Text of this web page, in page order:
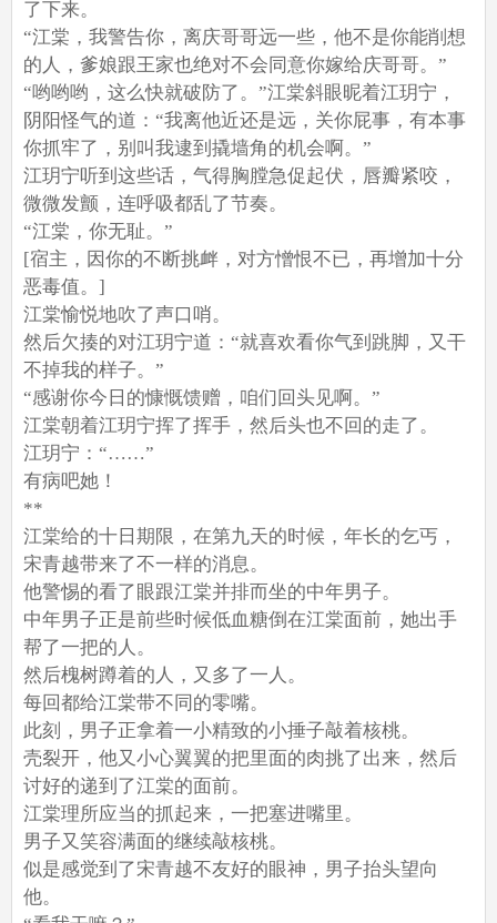
了下来。
“江棠，我警告你，离庆哥哥远一些，他不是你能削想
的人，爹娘跟王家也绝对不会同意你嫁给庆哥哥。”
“哟哟哟，这么快就破防了。”江棠斜眼昵着江玥宁，
阴阳怪气的道：“我离他近还是远，关你屁事，有本事
你抓牢了，别叫我逮到撬墙角的机会啊。”
江玥宁听到这些话，气得胸膛急促起伏，唇瓣紧咬，
微微发颤，连呼吸都乱了节奏。
“江棠，你无耻。”
[宿主，因你的不断挑衅，对方憎恨不已，再增加十分
恶毒值。]
江棠愉悦地吹了声口哨。
然后欠揍的对江玥宁道：“就喜欢看你气到跳脚，又干
不掉我的样子。”
“感谢你今日的慷慨馈赠，咱们回头见啊。”
江棠朝着江玥宁挥了挥手，然后头也不回的走了。
江玥宁：“……”
有病吧她！
**
江棠给的十日期限，在第九天的时候，年长的乞丐，
宋青越带来了不一样的消息。
他警惕的看了眼跟江棠并排而坐的中年男子。
中年男子正是前些时候低血糖倒在江棠面前，她出手
帮了一把的人。
然后槐树蹲着的人，又多了一人。
每回都给江棠带不同的零嘴。
此刻，男子正拿着一小精致的小捶子敲着核桃。
壳裂开，他又小心翼翼的把里面的肉挑了出来，然后
讨好的递到了江棠的面前。
江棠理所应当的抓起来，一把塞进嘴里。
男子又笑容满面的继续敲核桃。
似是感觉到了宋青越不友好的眼神，男子抬头望向
他。